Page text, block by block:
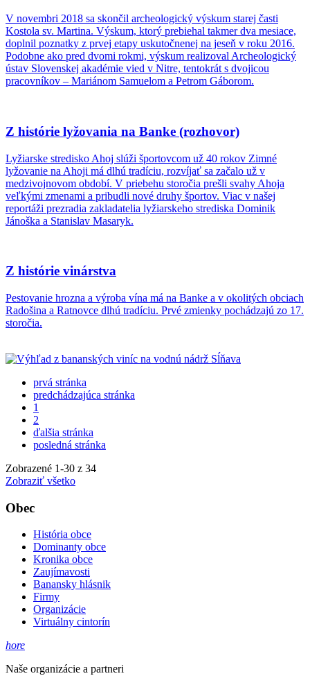
V novembri 2018 sa skončil archeologický výskum starej časti
Kostola sv. Martina. Výskum, ktorý prebiehal takmer dva mesiace,
doplnil poznatky z prvej etapy uskutočnenej na jeseň v roku 2016.
Podobne ako pred dvomi rokmi, výskum realizoval Archeologický
ústav Slovenskej akadémie vied v Nitre, tentokrát s dvojicou
pracovníkov – Mariánom Samuelom a Petrom Gáborom.
Z histórie lyžovania na Banke (rozhovor)
Lyžiarske stredisko Ahoj slúži športovcom už 40 rokov Zimné
lyžovanie na Ahoji má dlhú tradíciu, rozvíjať sa začalo už v
medzivojnovom období. V priebehu storočia prešli svahy Ahoja
veľkými zmenami a pribudli nové druhy športov. Viac v našej
reportáži prezradia zakladatelia lyžiarskeho strediska Dominik
Jánoška a Stanislav Masaryk.
Z histórie vinárstva
Pestovanie hrozna a výroba vína má na Banke a v okolitých obciach
Radošina a Ratnovce dlhú tradíciu. Prvé zmienky pochádzajú zo 17.
storočia.
prvá stránka
predchádzajúca stránka
1
2
ďalšia stránka
posledná stránka
Zobrazené 1-30 z 34
Zobraziť všetko
Obec
História obce
Dominanty obce
Kronika obce
Zaujímavosti
Banansky hlásnik
Firmy
Organizácie
Virtuálny cintorín
hore
Naše organizácie a partneri